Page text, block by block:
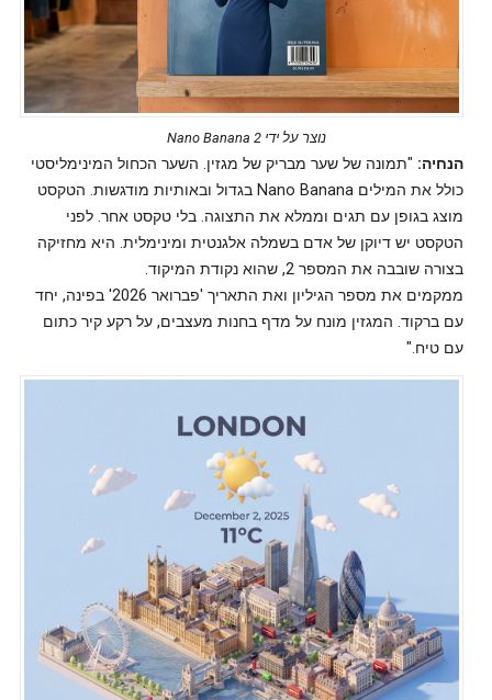
נוצר על ידי Nano Banana 2
הנחיה: "תמונה של שער מבריק של מגזין. השער הכחול המינימליסטי
כולל את המילים Nano Banana בגדול ובאותיות מודגשות. הטקסט
מוצג בגופן עם תגים וממלא את התצוגה. בלי טקסט אחר. לפני
הטקסט יש דיוקן של אדם בשמלה אלגנטית ומינימלית. היא מחזיקה
בצורה שובבה את המספר 2, שהוא נקודת המיקוד.
ממקמים את מספר הגיליון ואת התאריך 'פברואר 2026' בפינה, יחד
עם ברקוד. המגזין מונח על מדף בחנות מעצבים, על רקע קיר כתום
עם טיח."